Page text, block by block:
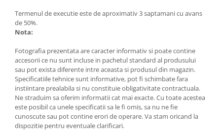
Termenul de executie este de aproximativ 3 saptamani cu avans
de 50%.
Nota:
Fotografia prezentata are caracter informativ si poate contine
accesorii ce nu sunt incluse in pachetul standard al produsului
sau pot exista diferente intre aceasta si produsul din magazin.
Specificatiile tehnice sunt informative, pot fi schimbate fara
instiintare prealabila si nu constituie obligativitate contractuala.
Ne straduim sa oferim informatii cat mai exacte. Cu toate acestea
este posibil ca unele specificatii sa le fi omis, sa nu ne fie
cunoscute sau pot contine erori de operare. Va stam oricand la
dispozitie pentru eventuale clarificari.